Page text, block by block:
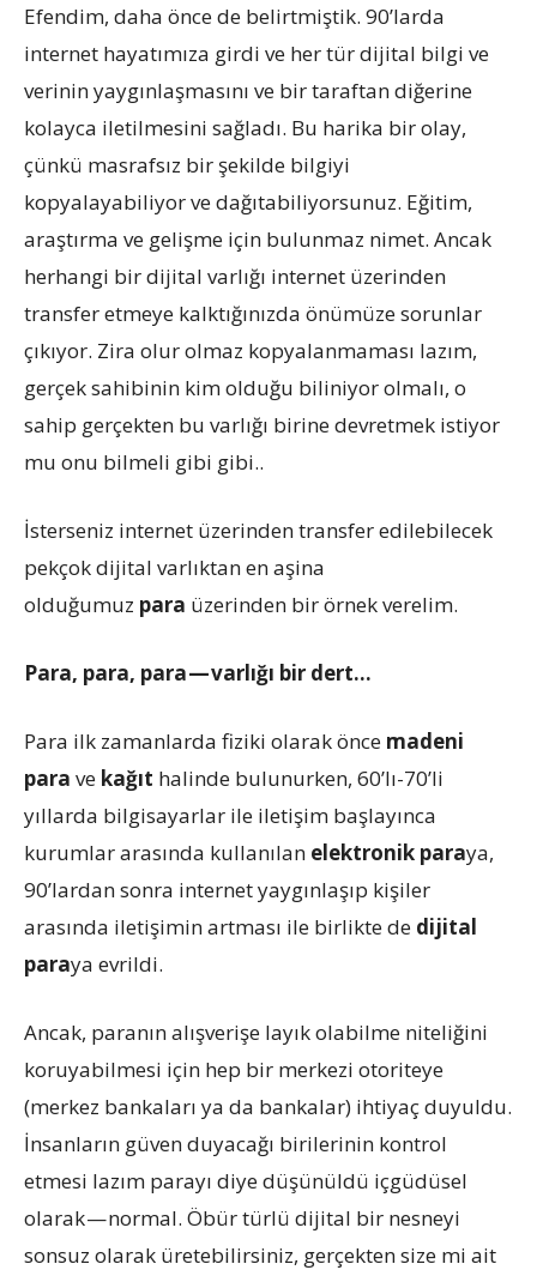
Efendim, daha önce de belirtmiştik. 90’larda
internet hayatımıza girdi ve her tür dijital bilgi ve
verinin yaygınlaşmasını ve bir taraftan diğerine
kolayca iletilmesini sağladı. Bu harika bir olay,
çünkü masrafsız bir şekilde bilgiyi
kopyalayabiliyor ve dağıtabiliyorsunuz. Eğitim,
araştırma ve gelişme için bulunmaz nimet. Ancak
herhangi bir dijital varlığı internet üzerinden
transfer etmeye kalktığınızda önümüze sorunlar
çıkıyor. Zira olur olmaz kopyalanmaması lazım,
gerçek sahibinin kim olduğu biliniyor olmalı, o
sahip gerçekten bu varlığı birine devretmek istiyor
mu onu bilmeli gibi gibi..
İsterseniz internet üzerinden transfer edilebilecek
pekçok dijital varlıktan en aşina
olduğumuz para üzerinden bir örnek verelim.
Para, para, para — varlığı bir dert…
Para ilk zamanlarda fiziki olarak önce madeni
para ve kağıt halinde bulunurken, 60’lı-70’li
yıllarda bilgisayarlar ile iletişim başlayınca
kurumlar arasında kullanılan elektronik paraya,
90’lardan sonra internet yaygınlaşıp kişiler
arasında iletişimin artması ile birlikte de dijital
paraya evrildi.
Ancak, paranın alışverişe layık olabilme niteliğini
koruyabilmesi için hep bir merkezi otoriteye
(merkez bankaları ya da bankalar) ihtiyaç duyuldu.
İnsanların güven duyacağı birilerinin kontrol
etmesi lazım parayı diye düşünüldü içgüdüsel
olarak — normal. Öbür türlü dijital bir nesneyi
sonsuz olarak üretebilirsiniz, gerçekten size mi ait